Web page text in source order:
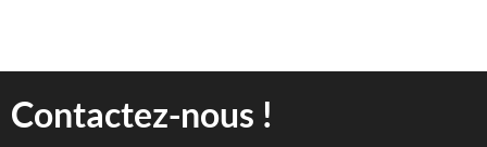
Contactez-nous !